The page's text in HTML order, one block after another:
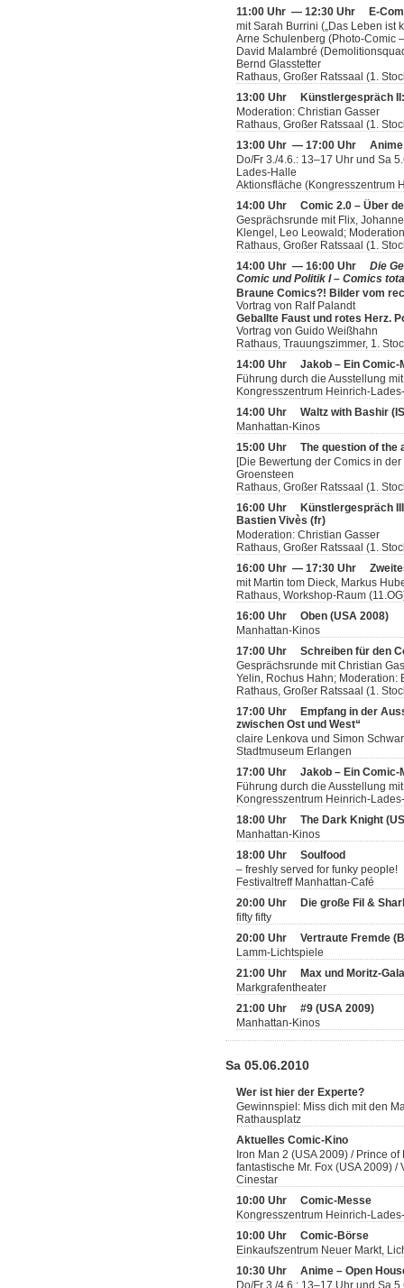
11:00 Uhr — 12:30 Uhr
E-
mit Sarah Burrini („Das Leben ist
Arne Schulenberg (Photo-Comic
David Malambré
Bernd Glasstetter
Rathaus, Großer Ratssaal (1.
13:00 Uhr
Künstlergespräch
Moderation: Christian Gasser
Rathaus, Großer Ratssaal (1.
13:00 Uhr — 17:00 Uhr
Do/Fr 3./4.6.: 13–17 Uhr und Sa
Lades-Halle
Aktionsfläche (Kongresszentrum
14:00 Uhr Comic 2.0 – Über
Gesprächsrunde mit Flix,
Klengel, Leo Leowald;
Rathaus, Großer Ratssaal (1.
14:00 Uhr — 16:00 Uhr Die
Comic und Politik I – Comics
Braune Comics?! Bilder vom
Vortrag von Ralf Palandt
Geballte Faust und rotes Herz.
Vortrag von Guido Weißhahn
Rathaus, Trauungszimmer, 1.
14:00 Uhr Jakob – Ein Comic-
Führung durch die Ausstellung
Kongresszentrum Heinrich-
14:00 Uhr Waltz with Bashir
Manhattan-Kinos
15:00 Uhr The question of the
[Die Bewertung der Comics in
Groensteen
Rathaus, Großer Ratssaal (1.
16:00 Uhr
Künstlergespräch
Bastien Vivès (fr)
Moderation: Christian Gasser
Rathaus, Großer Ratssaal (1.
16:00 Uhr — 17:30 Uhr
mit Martin tom Dieck, Markus
Rathaus, Workshop-Raum
16:00 Uhr Oben (USA 2008)
Manhattan-Kinos
17:00 Uhr Schreiben für den
Gesprächsrunde mit Christian
Yelin, Rochus Hahn; Moderation:
Rathaus, Großer Ratssaal (1.
17:00 Uhr
Empfang in der
zwischen Ost und West“
claire Lenkova und Simon
Stadtmuseum Erlangen
17:00 Uhr Jakob – Ein Comic-
Führung durch die Ausstellung
Kongresszentrum Heinrich-
18:00 Uhr The Dark Knight
Manhattan-Kinos
18:00 Uhr Soulfood
– freshly served for funky people!
Festivaltreff Manhattan-Café
20:00 Uhr
Die große Fil &
fifty fifty
20:00 Uhr Vertraute Fremde
Lamm-Lichtspiele
21:00 Uhr
Max und Moritz-Gala
Markgrafentheater
21:00 Uhr #9 (USA 2009)
Manhattan-Kinos
Sa 05.06.2010
Wer ist hier der Experte?
Gewinnspiel: Miss dich mit den
Rathausplatz
Aktuelles Comic-Kino
Iron Man 2 (USA 2009) / Prince
fantastische Mr. Fox (USA 2009)
Cinestar
10:00 Uhr Comic-Messe
Kongresszentrum Heinrich-
10:00 Uhr Comic-Börse
Einkaufszentrum Neuer Markt,
10:30 Uhr Anime – Open
Do/Fr 3./4.6.: 13–17 Uhr und Sa